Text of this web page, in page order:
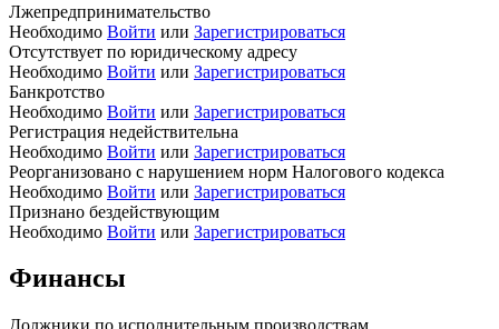
Лжепредпринимательство
Необходимо Войти или Зарегистрироваться
Отсутствует по юридическому адресу
Необходимо Войти или Зарегистрироваться
Банкротство
Необходимо Войти или Зарегистрироваться
Регистрация недействительна
Необходимо Войти или Зарегистрироваться
Реорганизовано с нарушением норм Налогового кодекса
Необходимо Войти или Зарегистрироваться
Признано бездействующим
Необходимо Войти или Зарегистрироваться
Финансы